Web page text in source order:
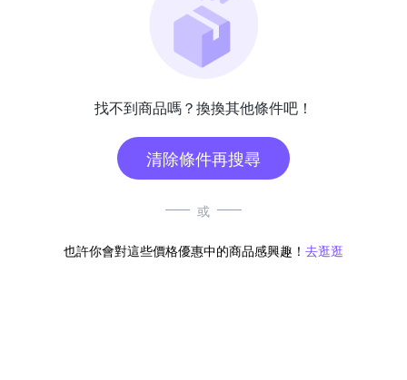
找不到商品嗎？換換其他條件吧！
清除條件再搜尋
或
也許你會對這些價格優惠中的商品感興趣！ 去逛逛